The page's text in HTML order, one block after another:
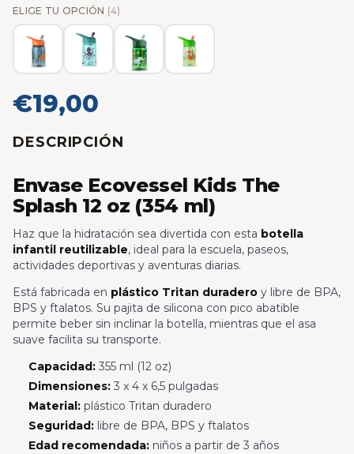
ELIGE TU OPCIÓN (4)
€19,00
DESCRIPCIÓN
Envase Ecovessel Kids The
Splash 12 oz (354 ml)
Haz que la hidratación sea divertida con esta botella
infantil reutilizable, ideal para la escuela, paseos,
actividades deportivas y aventuras diarias.
Está fabricada en plástico Tritan duradero y libre de BPA,
BPS y ftalatos. Su pajita de silicona con pico abatible
permite beber sin inclinar la botella, mientras que el asa
suave facilita su transporte.
Capacidad:355 ml (12 oz)
Dimensiones:3 x 4 x 6,5 pulgadas
Material:plástico Tritan duradero
Seguridad:libre de BPA, BPS y ftalatos
Edad recomendada:niños a partir de 3 años